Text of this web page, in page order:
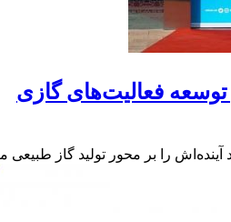
فعالیت‌های گازی
را بر محور تولید گاز